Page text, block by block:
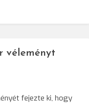
véleményt
fejezte ki, hogy